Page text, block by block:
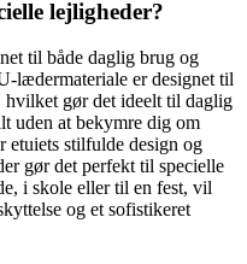
lejligheder?
til både daglig brug og
lædermateriale er designet til
hvilket gør det ideelt til daglig
uden at bekymre dig om
etuiets stilfulde design og
gør det perfekt til specielle
i skole eller til en fest, vil
og et sofistikeret